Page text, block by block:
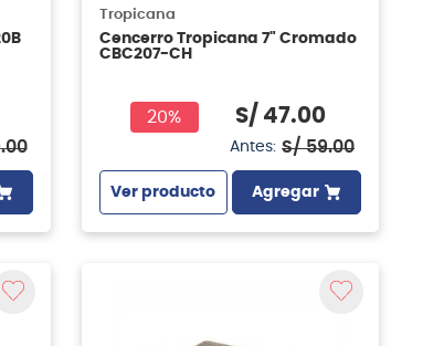
.00
Tropicana
Cencerro Tropicana 7" Cromado
CBC207-CH
20% S/ 47.00
Antes: S/ 59.00
Ver producto Agregar